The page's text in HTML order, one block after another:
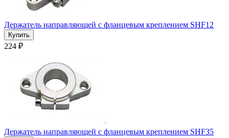
Держатель направляющей с фланцевым креплением SHF12
224 ₽
Держатель направляющей с фланцевым креплением SHF35